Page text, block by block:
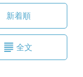
新着順
全文